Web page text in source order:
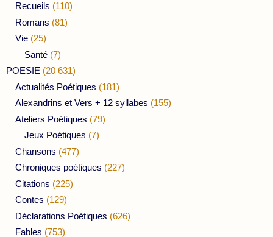
Recueils (110)
Romans (81)
Vie (25)
Santé (7)
POESIE (20 631)
Actualités Poétiques (181)
Alexandrins et Vers + 12 syllabes (155)
Ateliers Poétiques (79)
Jeux Poétiques (7)
Chansons (477)
Chroniques poétiques (227)
Citations (225)
Contes (129)
Déclarations Poétiques (626)
Fables (753)